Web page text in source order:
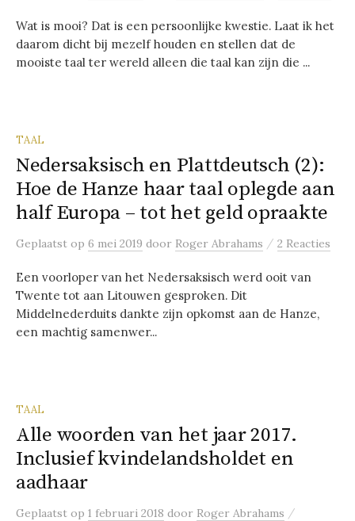
Wat is mooi? Dat is een persoonlijke kwestie. Laat ik het
daarom dicht bij mezelf houden en stellen dat de
mooiste taal ter wereld alleen die taal kan zijn die ...
TAAL
Nedersaksisch en Plattdeutsch (2):
Hoe de Hanze haar taal oplegde aan
half Europa – tot het geld opraakte
Geplaatst op 6 mei 2019 door Roger Abrahams / 2 Reacties
Een voorloper van het Nedersaksisch werd ooit van
Twente tot aan Litouwen gesproken. Dit
Middelnederduits dankte zijn opkomst aan de Hanze,
een machtig samenwer...
TAAL
Alle woorden van het jaar 2017.
Inclusief kvindelandsholdet en
aadhaar
Geplaatst op 1 februari 2018 door Roger Abrahams /